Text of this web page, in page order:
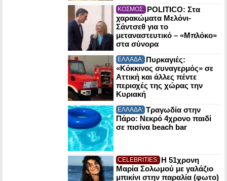
ΚΟΣΜΟΣ: POLITICO: Στα
χαρακώματα Μελόνι-
Σάντσεθ για το
μεταναστευτικό – «Μπλόκο»
στα σύνορα
ΕΛΛΑΔΑ: Πυρκαγιές:
«Κόκκινος συναγερμός» σε
Αττική και άλλες πέντε
περιοχές της χώρας την
Κυριακή
ΕΛΛΑΔΑ: Τραγωδία στην
Πάρο: Νεκρό 4χρονο παιδί
σε πισίνα beach bar
CELEBRITIES: Η 51χρονη
Μαρία Σολωμού με γαλάζιο
μπικίνι στην παραλία (φωτο)